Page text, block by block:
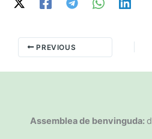
PREVIOUS
Assemblea de benvinguda: